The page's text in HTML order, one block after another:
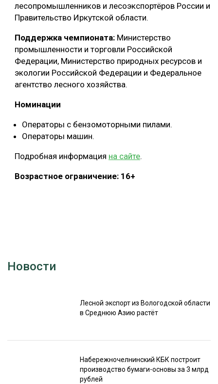
лесопромышленников и лесоэкспортёров России и
Правительство Иркутской области.
Поддержка чемпионата: Министерство
промышленности и торговли Российской
Федерации, Министерство природных ресурсов и
экологии Российской Федерации и Федеральное
агентство лесного хозяйства.
Номинации
Операторы с бензомоторными пилами.
Операторы машин.
Подробная информация на сайте.
Возрастное ограничение: 16+
Новости
Лесной экспорт из Вологодской области
в Среднюю Азию растёт
Набережночелнинский КБК построит
производство бумаги-основы за 3 млрд
рублей